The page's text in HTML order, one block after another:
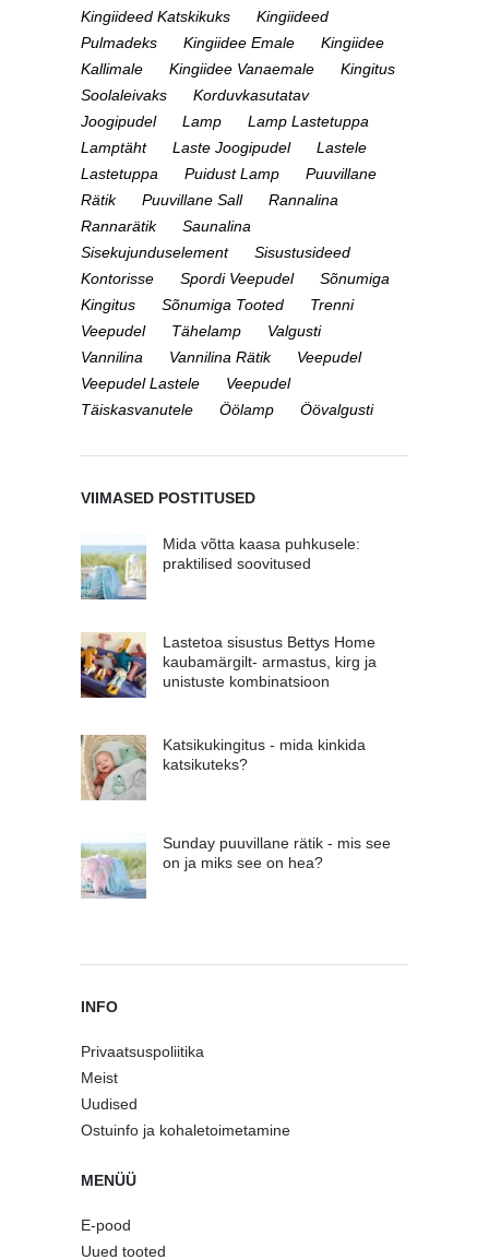
Kingiideed Katskikuks
Kingiideed
Pulmadeks
Kingiidee Emale
Kingiidee
Kallimale
Kingiidee Vanaemale
Kingitus
Soolaleivaks
Korduvkasutatav
Joogipudel
Lamp
Lamp Lastetuppa
Lamptäht
Laste Joogipudel
Lastele
Lastetuppa
Puidust Lamp
Puuvillane
Rätik
Puuvillane Sall
Rannalina
Rannarätik
Saunalina
Sisekujunduselement
Sisustusideed
Kontorisse
Spordi Veepudel
Sõnumiga
Kingitus
Sõnumiga Tooted
Trenni
Veepudel
Tähelamp
Valgusti
Vannilina
Vannilina Rätik
Veepudel
Veepudel Lastele
Veepudel
Täiskasvanutele
Öölamp Öövalgusti
VIIMASED POSTITUSED
Mida võtta kaasa puhkusele:
praktilised soovitused
Lastetoa sisustus Bettys Home
kaubamärgilt- armastus, kirg ja
unistuste kombinatsioon
Katsikukingitus - mida kinkida
katsikuteks?
Sunday puuvillane rätik - mis see
on ja miks see on hea?
INFO
Privaatsuspoliitika
Meist
Uudised
Ostuinfo ja kohaletoimetamine
MENÜÜ
E-pood
Uued tooted